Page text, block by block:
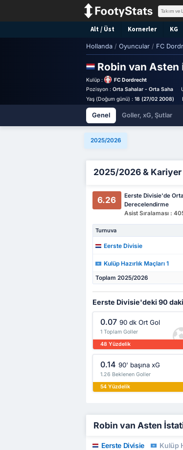
Alt / Üst Kornerler KG
Hollanda / Oyuncular / FC
Robin van Asten
Kulüp :
FC Dordrecht
Pozisyon : Orta Sahalar - Orta Saha
Yaş (Doğum günü) : 18 (27/02 2008)
Genel Goller, xG, Şutlar
2025/2026
2025/2026 &
6.26
Eerste Divisie'de
Derecelendirme
Asist Sıralaması :
Turnuva
Eerste Divisie
Kulüp Hazırlık Maçları 1
Toplam 2025/2026
Eerste Divisie'deki 90
0.07 90 dk Ort Gol
1 Toplam Goller
48 Yüzdelik
0.14 90' başına xG
1.26 Beklenen Goller
54 Yüzdelik
Robin van Asten
Eerste Divisie Kulüp